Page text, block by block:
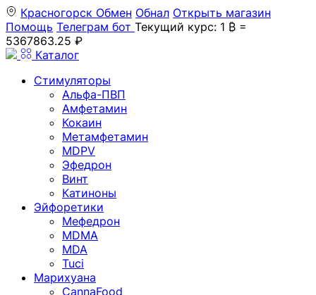
Красногорск Обмен Обнал Открыть магазин
Помощь Телеграм бот Текущий курс: 1 ₿ =
5367863.25 ₽
Каталог
Стимуляторы
Альфа-ПВП
Амфетамин
Кокаин
Метамфетамин
MDPV
Эфедрон
Винт
Катиноны
Эйфоретики
Мефедрон
MDMA
MDA
Tuci
Марихуана
CannaFood